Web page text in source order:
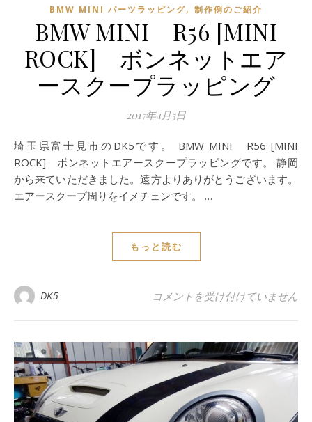
BMW MINI パーツラッピング, 制作例のご紹介
BMW MINI R56 [MINI
ROCK] ボンネットエア
ースクープラッピング
2017年4月5日
埼玉県富士見市のDK5です。 BMW MINI R56 [MINI
ROCK] ボンネットエアースクープラッピングです。 静岡
から来ていただきました。遠方よりありがとうございます。
エアースクープ周りをイメチェンです。 …
もっと読む
DK5 BMW MINI R56 [MINI ROCK]
コメントを受け付けていません